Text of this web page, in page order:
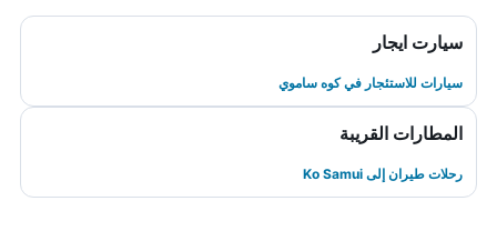
سيارت ايجار
سيارات للاستئجار في كوه ساموي
المطارات القريبة
رحلات طيران إلى Ko Samui